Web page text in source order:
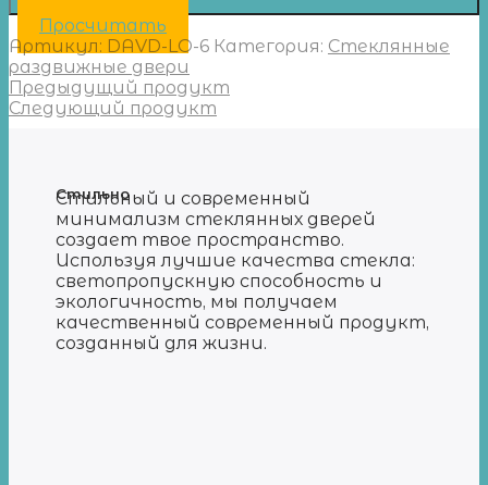
Просчитать
Артикул: DAVD-LO-6 Категория: Стеклянные
раздвижные двери
Предыдущий продукт
Следующий продукт
Стильно
Стильный и современный
минимализм стеклянных дверей
создает твое пространство.
Используя лучшие качества стекла:
светопропускную способность и
экологичность, мы получаем
качественный современный продукт,
созданный для жизни.